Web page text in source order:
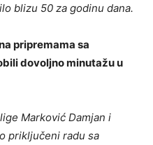
blizu 50 za godinu dana.
pripremama sa
dovoljno minutažu u
Marković Damjan i
priključeni radu sa